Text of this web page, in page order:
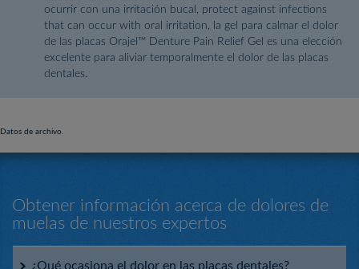
ocurrir con una irritación bucal, protect against infections
that can occur with oral irritation, la gel para calmar el dolor
de las placas Orajel™ Denture Pain Relief Gel es una elección
excelente para aliviar temporalmente el dolor de las placas
dentales.
Datos de archivo.
Obtener información acerca de dolores de
muelas de nuestros expertos
¿Qué ocasiona el dolor en las placas dentales?